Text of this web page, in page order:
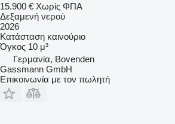
15.900 € Χωρίς ΦΠΑ
Δεξαμενή νερού
2026
Κατάσταση καινούριο
Όγκος 10 μ³
Γερμανία, Bovenden
Gassmann GmbH
Επικοινωνία με τον πωλητή